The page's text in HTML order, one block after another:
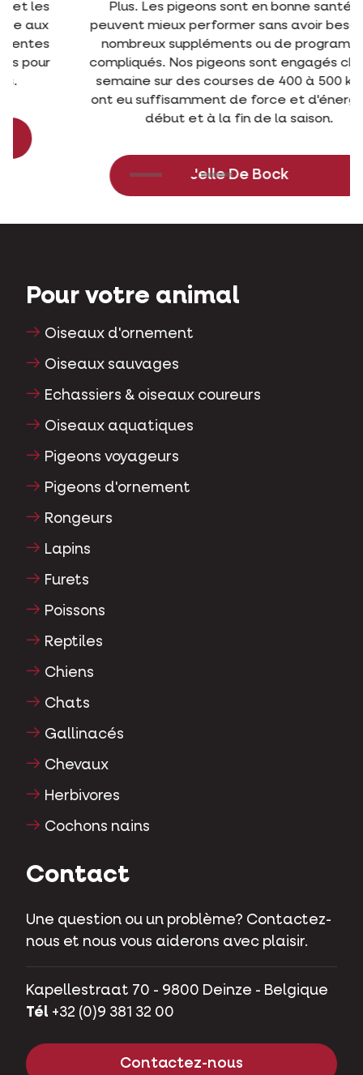
Plus. Les pigeons sont en bonne santé et
peuvent mieux performer sans avoir besoin de
nombreux suppléments ou de programmes
compliqués. Nos pigeons sont engagés chaque
semaine sur des courses de 400 à 500 km et
ont eu suffisamment de force et d'énergie au
début et à la fin de la saison.
Jelle De Bock
Pour votre animal
Oiseaux d'ornement
Oiseaux sauvages
Echassiers & oiseaux coureurs
Oiseaux aquatiques
Pigeons voyageurs
Pigeons d'ornement
Rongeurs
Lapins
Furets
Poissons
Reptiles
Chiens
Chats
Gallinacés
Chevaux
Herbivores
Cochons nains
Contact
Tél